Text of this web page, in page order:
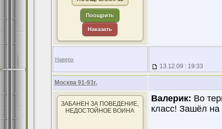
Поощрить
Наказать
Наверх
13.12.09 : 19:33
Москва 91-93г.
ЗАБАНЕН ЗА ПОВЕДЕНИЕ,
НЕДОСТОЙНОЕ ВОИНА
Валерик: Во
класс! Зашёл на